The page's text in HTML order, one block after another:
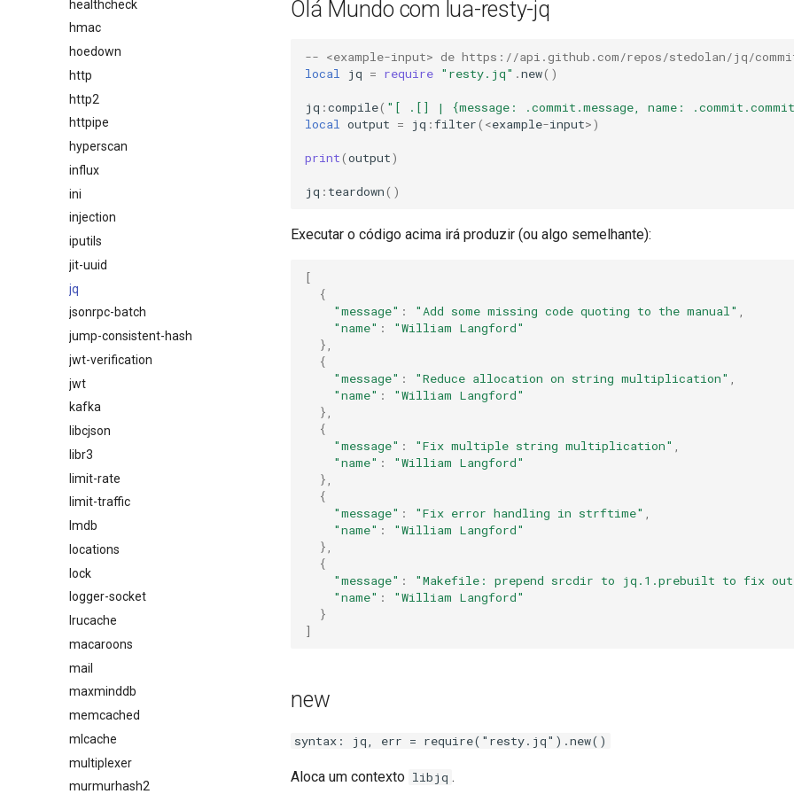
healthcheck
hmac
hoedown
http
http2
httpipe
hyperscan
influx
ini
injection
iputils
jit-uuid
jq
jsonrpc-batch
jump-consistent-hash
jwt-verification
jwt
kafka
libcjson
libr3
limit-rate
limit-traffic
lmdb
locations
lock
logger-socket
lrucache
macaroons
mail
maxminddb
memcached
mlcache
multiplexer
murmurhash2
Olá Mundo com lua-resty-jq
-- <example-input> de https://api.github.com/repos/stedolan/jq/
local
jq = require "resty.jq" .new()
jq :compile( "[ .[] | {message: .commit.message, name:
local
output = jq :filter( <example-input>)
print(output)
jq : teardown()
Executar o código acima irá produzir (ou algo semelhante):
[
{
"message" : "Add some missing code quoting to the manual"
"name" :
"William Langford"
},
{
"message" : "Reduce allocation on string multiplication"
"name" :
"William Langford"
},
{
"message" : "Fix multiple string multiplication"
"name" :
"William Langford"
},
{
"message" : "Fix error handling in strftime"
"name" :
"William Langford"
},
{
"message" : "Makefile: prepend srcdir to jq.1.prebuilt to fix out
"name" :
"William Langford"
}
]
new
syntax: jq, err = require("resty.jq").new()
Aloca um contexto libjq .